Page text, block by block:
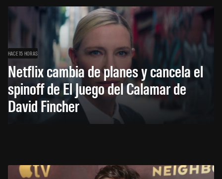
HACE 15 HORAS
Netflix cambia de planes y cancela el
spinoff de El Juego del Calamar de
David Fincher